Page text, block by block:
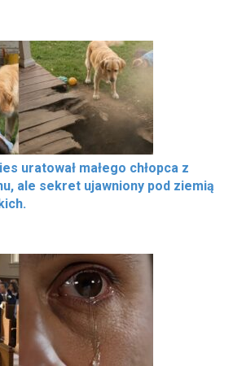
uratował małego chłopca z
ale sekret ujawniony pod ziemią